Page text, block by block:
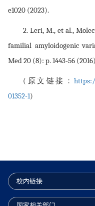
e1020 (2023).
2. Leri, M., et al.,
familial amyloidogenic
Med 20 (8): p. 1443-56
(原文链接：
01352-1)
校内链接